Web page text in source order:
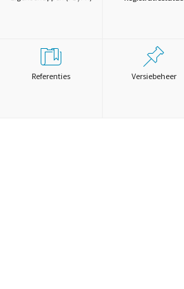
Referenties Versiebeheer